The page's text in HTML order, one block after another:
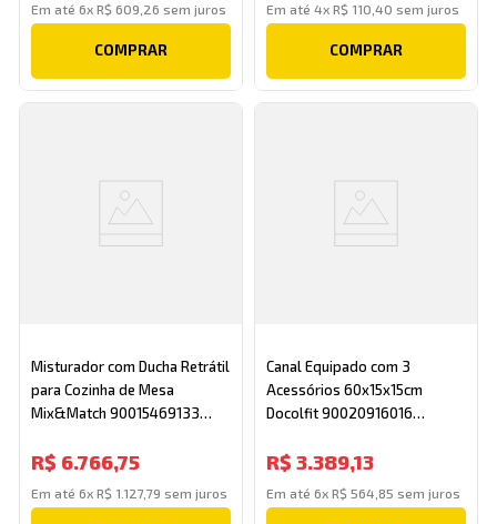
Em até6xR$ 609 26 sem juros
COMPRAR
Em até 4x R$ 110 40 sem juros
COMPRAR
Misturador com Ducha Retrátil
para Cozinha de Mesa
Mix&Match 90015469133
R$ 6.766,75
Em até6xR$ 1 127,79 sem juros
Canal Equipado com 3
Acessórios 60x15x15cm
Docolfit 90020916016
R$ 3.389,13
Em até 6x R$ 564 85 sem juros